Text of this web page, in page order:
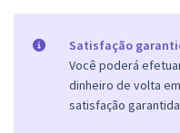
Satisfação
Você poderá
dinheiro de volta
satisfação